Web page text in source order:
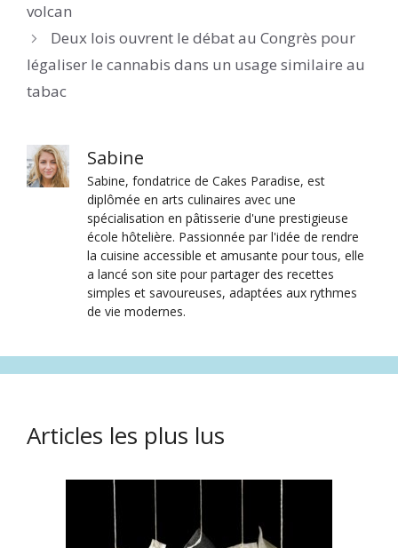
volcan
Deux lois ouvrent le débat au Congrès pour
légaliser le cannabis dans un usage similaire au
tabac
Sabine
Sabine, fondatrice de Cakes Paradise, est
diplômée en arts culinaires avec une
spécialisation en pâtisserie d'une prestigieuse
école hôtelière. Passionnée par l'idée de rendre
la cuisine accessible et amusante pour tous, elle
a lancé son site pour partager des recettes
simples et savoureuses, adaptées aux rythmes
de vie modernes.
Articles les plus lus